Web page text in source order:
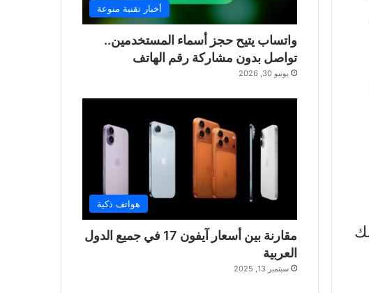
أخبار تقنية منوعة
واتساب يتيح حجز أسماء المستخدمين..
تواصل بدون مشاركة رقم الهاتف
يونيو 30, 2026
هواتف ذكية
مقارنة بين أسعار آيفون 17 في جميع الدول
العربية
سبتمبر 13, 2025